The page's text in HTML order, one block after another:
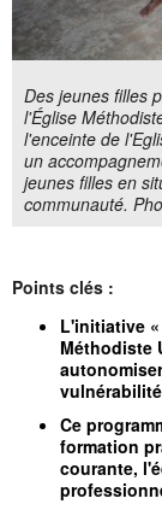
Des jeunes filles
l'Église
l'enceinte de
un
jeunes filles en
communauté.
Points clés :
L'initiative «
Méthodiste
Ce
formation
courante,